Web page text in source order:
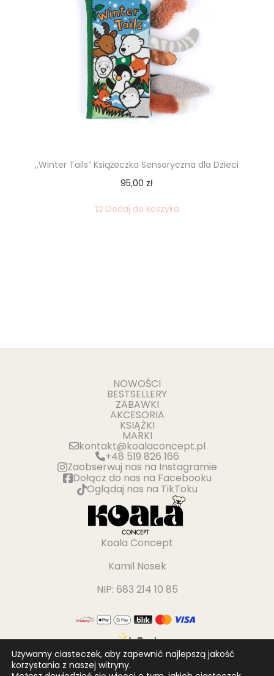
,,Winter Tails” Książeczka Sensoryczna dla Dzieci
95,00 zł
Dodaj do koszyka
Używamy ciasteczek, aby zapewnić najlepszą jakość
korzystania z naszej witryny.
Koala Concept
Kamil Nosek
NIP: 683 214 10 85
kontakt@koalaconcept.pl
+48 519 826 166
Zaobserwuj nas na Instagramie
Dołącz do nas na Facebooku
Oglądaj nas na TikToku
NOWOŚCI
BESTSELLERY
ZABAWKI
AKCESORIA
KSIĄŻKI
MARKI